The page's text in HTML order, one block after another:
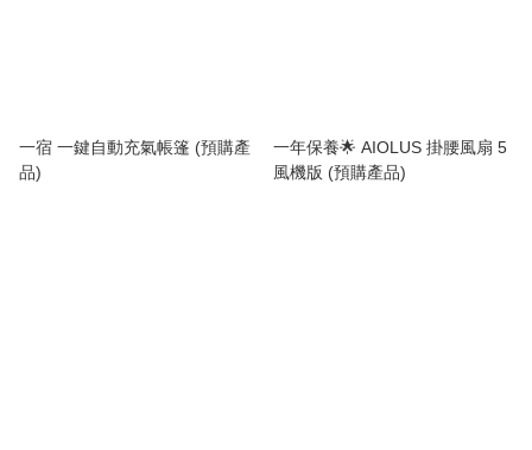
一宿 一鍵自動充氣帳篷 (預購產
品)
一年保養🌟 AIOLUS 掛腰風扇 5
風機版 (預購產品)